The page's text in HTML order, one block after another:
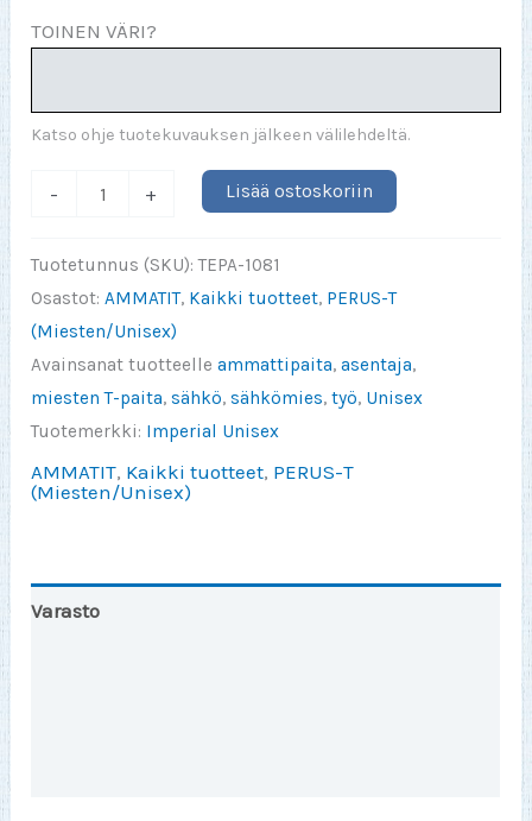
TOINEN VÄRI?
Katso ohje tuotekuvauksen jälkeen välilehdeltä.
-
mutta
olen
sähköasentaja
määrä
+ Lisää ostoskoriin
Tuotetunnus (SKU):TEPA-1081
Osastot:AMMATIT, Kaikki tuotteet, PERUS-T
(Miesten/Unisex)
Avainsanat tuotteelleammattipaita,asentaja,
miesten T-paita,sähkö,sähkömies,työ, Unisex
Tuotemerkki: Imperial Unisex
AMMATIT, Kaikki tuotteet, PERUS-T
(Miesten/Unisex)
Varasto